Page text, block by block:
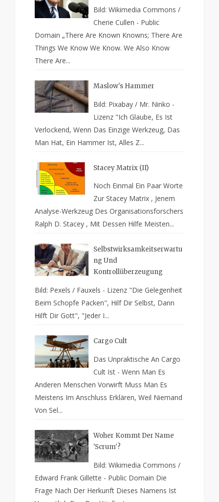
Bild: Wikimedia Commons /
Cherie Cullen - Public
Domain „There Are Known Knowns; There Are
Things We Know We Know. We Also Know
There Are...
Maslow's Hammer
Bild: Pixabay / Mr. Ninko -
Lizenz "Ich Glaube, Es Ist
Verlockend, Wenn Das Einzige Werkzeug, Das
Man Hat, Ein Hammer Ist, Alles Z...
Stacey Matrix (II)
Noch Einmal Ein Paar Worte
Zur Stacey Matrix , Jenem
Analyse-Werkzeug Des Organisationsforschers
Ralph D. Stacey , Mit Dessen Hilfe Meisten...
Selbstwirksamkeitserwartu
Ng Und
Kontrollüberzeugung
Bild: Pexels / Fauxels - Lizenz "Die Gelegenheit
Beim Schopfe Packen", Hilf Dir Selbst, Dann
Hilft Dir Gott", "Jeder I...
Cargo Cult
Das Unpraktische An Cargo
Cult Ist - Wenn Man Es
Anderen Menschen Vorwirft Muss Man Es
Meistens Im Anschluss Erklären, Weil Niemand
Von Sel...
Woher Kommt Der Name
'Scrum'?
Bild: Wikimedia Commons /
Edward Frank Gillette - Public Domain Die
Frage Nach Der Herkunft Dieses Namens Ist